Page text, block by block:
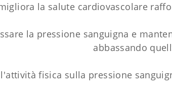
la salute cardiovascolare
la pressione sanguigna e
abbassando
fisica sulla pressione